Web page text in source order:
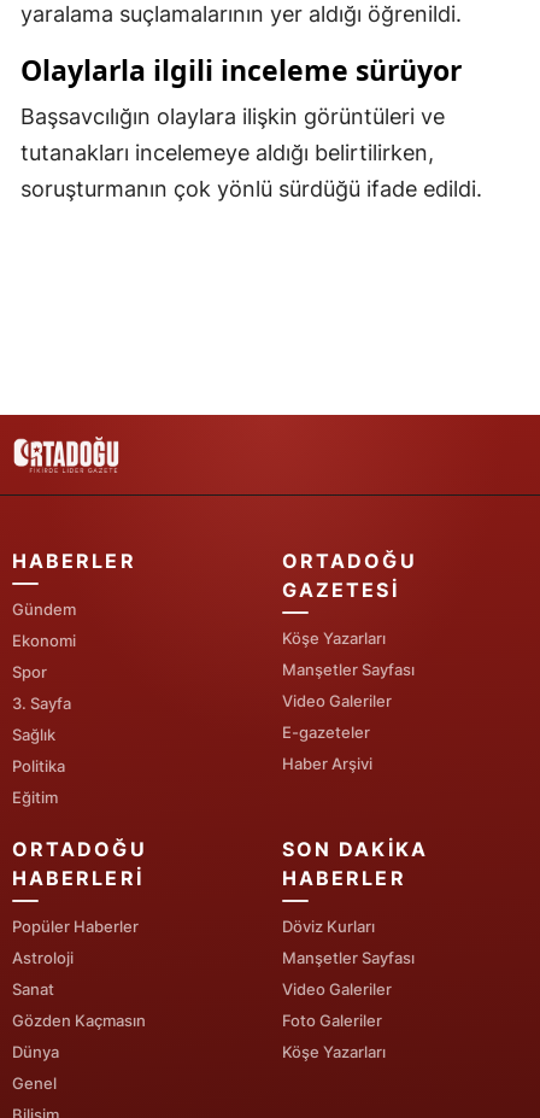
Sakarya
Samsun
Siirt
Sinop
Yozgat
Zonguldak
Aksaray
Bayburt
Kırıkkale
Batman
Şırnak
Bartın
Ardahan
yaralama suçlamalarının yer aldığı öğrenildi.
Olaylarla ilgili inceleme sürüyor
Başsavcılığın olaylara ilişkin görüntüleri ve
tutanakları incelemeye aldığı belirtilirken,
soruşturmanın çok yönlü sürdüğü ifade edildi.
HABERLER
Gündem
Ekonomi
Spor
3. Sayfa
Sağlık
Politika
Eğitim
ORTADOĞU
GAZETESI
Köşe Yazarları
Manşetler Sayfası
Video Galeriler
E-gazeteler
Haber Arşivi
ORTADOĞU
HABERLERI
Popüler Haberler
Astroloji
Sanat
Gözden Kaçmasın
Dünya
Genel
SON DAKIKA
HABERLER
Döviz Kurları
Manşetler Sayfası
Video Galeriler
Foto Galeriler
Köşe Yazarları